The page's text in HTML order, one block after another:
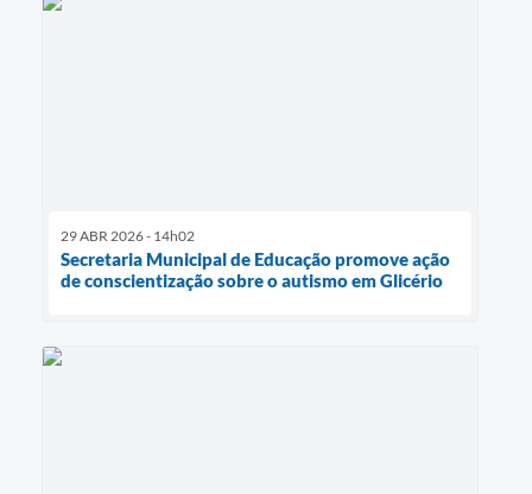
29 ABR 2026 - 14h02
Secretaria Municipal de Educação promove ação
de conscientização sobre o autismo em Glicério